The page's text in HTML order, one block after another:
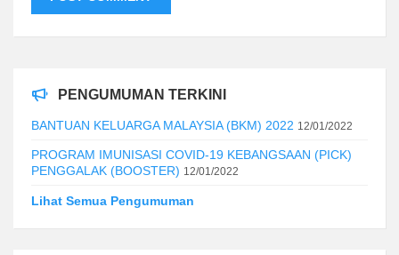
PENGUMUMAN TERKINI
BANTUAN KELUARGA MALAYSIA (BKM) 2022 12/01/2022
PROGRAM IMUNISASI COVID-19 KEBANGSAAN (PICK)
PENGGALAK (BOOSTER) 12/01/2022
Lihat Semua Pengumuman